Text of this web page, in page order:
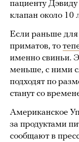
пациенту
клапан около 10
Если раньше для
приматов, то
именно свиньи.
меньше, с ними
подходят по
станут со
Американское
за продуктами
сообщают в